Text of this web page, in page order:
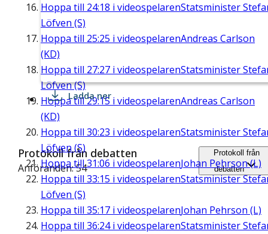
Hoppa till 24:18 i videospelarenStatsminister
Löfven (S)
Hoppa till 25:25 i videospelarenAndreas Carlson
(KD)
Hoppa till 27:27 i videospelarenStatsminister
Löfven (S)
Hoppa till29:15 i videospelarenAndreas Carlson
(KD)
Hoppa till 30:23 i videospelarenStatsminister
Löfven (S)
Hoppa till31:06 i videospelarenJohan Pehrson (L)
Hoppa till 33:15 i videospelarenStatsminister
Löfven (S)
Hoppa till 35:17 i videospelarenJohan Pehrson (L)
Hoppa till 36:24i videospelarenStatsminister
Ladda ner
Protokoll från debatten
Anföranden: 54
Protokoll från
debatten